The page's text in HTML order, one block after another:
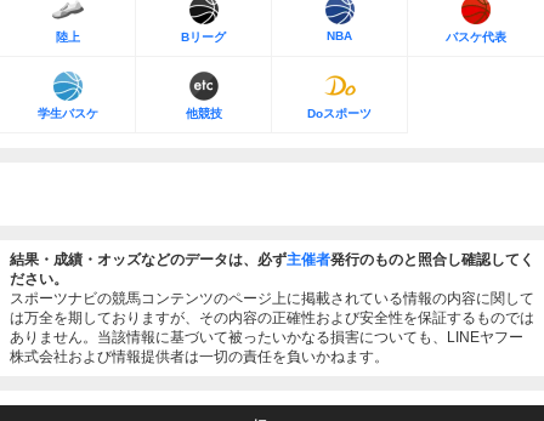
陸上 Bリーグ NBA バスケ代表
学生バスケ 他競技 Doスポーツ
結果・成績・オッズなどのデータは、必ず主催者発行のものと照合し確認してく
ださい。
スポーツナビの競馬コンテンツのページ上に掲載されている情報の内容に関して
は万全を期しておりますが、その内容の正確性および安全性を保証するものでは
ありません。当該情報に基づいて被ったいかなる損害についても、LINEヤフー
株式会社および情報提供者は一切の責任を負いかねます。